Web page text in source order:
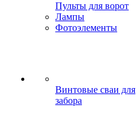
Пульты для ворот
Лампы
Фотоэлементы
Винтовые сваи для
забора